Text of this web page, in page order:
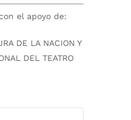
el apoyo de:
DE LA NACION Y
DEL TEATRO